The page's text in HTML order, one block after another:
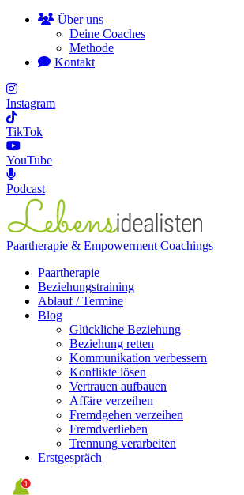
Über uns
Deine Coaches
Methode
Kontakt
Instagram
TikTok
YouTube
Podcast
Paartherapie & Empowerment Coachings
Paartherapie
Beziehungstraining
Ablauf / Termine
Blog
Glückliche Beziehung
Beziehung retten
Kommunikation verbessern
Konflikte lösen
Vertrauen aufbauen
Affäre verzeihen
Fremdgehen verzeihen
Fremdverlieben
Trennung verarbeiten
Erstgespräch